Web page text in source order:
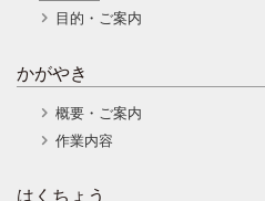
目的・ご案内
かがやき
概要・ご案内
作業内容
はくちょう